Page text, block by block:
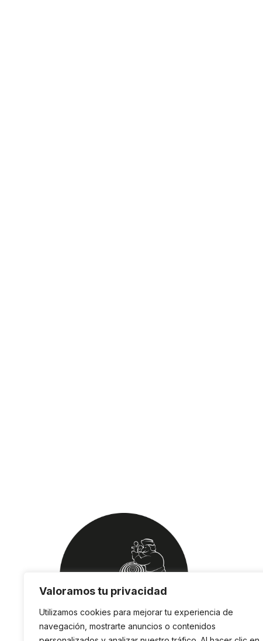
Valoramos tu privacidad
Utilizamos cookies para mejorar tu experiencia de
navegación, mostrarte anuncios o contenidos